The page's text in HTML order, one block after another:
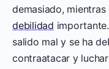
demasiado,
debilidad
salido mal y se ha
contraatacar y